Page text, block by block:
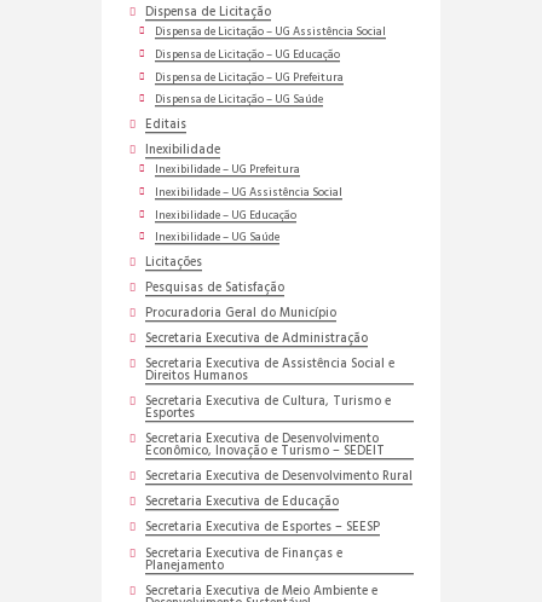
Dispensa de Licitação
Dispensa de Licitação – UG Assistência Social
Dispensa de Licitação – UG Educação
Dispensa de Licitação – UG Prefeitura
Dispensa de Licitação – UG Saúde
Editais
Inexibilidade
Inexibilidade – UG Prefeitura
Inexibilidade – UG Assistência Social
Inexibilidade – UG Educação
Inexibilidade – UG Saúde
Licitações
Pesquisas de Satisfação
Procuradoria Geral do Município
Secretaria Executiva de Administração
Secretaria Executiva de Assistência Social e
Direitos Humanos
Secretaria Executiva de Cultura, Turismo e
Esportes
Secretaria Executiva de Desenvolvimento
Econômico, Inovação e Turismo – SEDEIT
Secretaria Executiva de Desenvolvimento Rural
Secretaria Executiva de Educação
Secretaria Executiva de Esportes – SEESP
Secretaria Executiva de Finanças e
Planejamento
Secretaria Executiva de Meio Ambiente e